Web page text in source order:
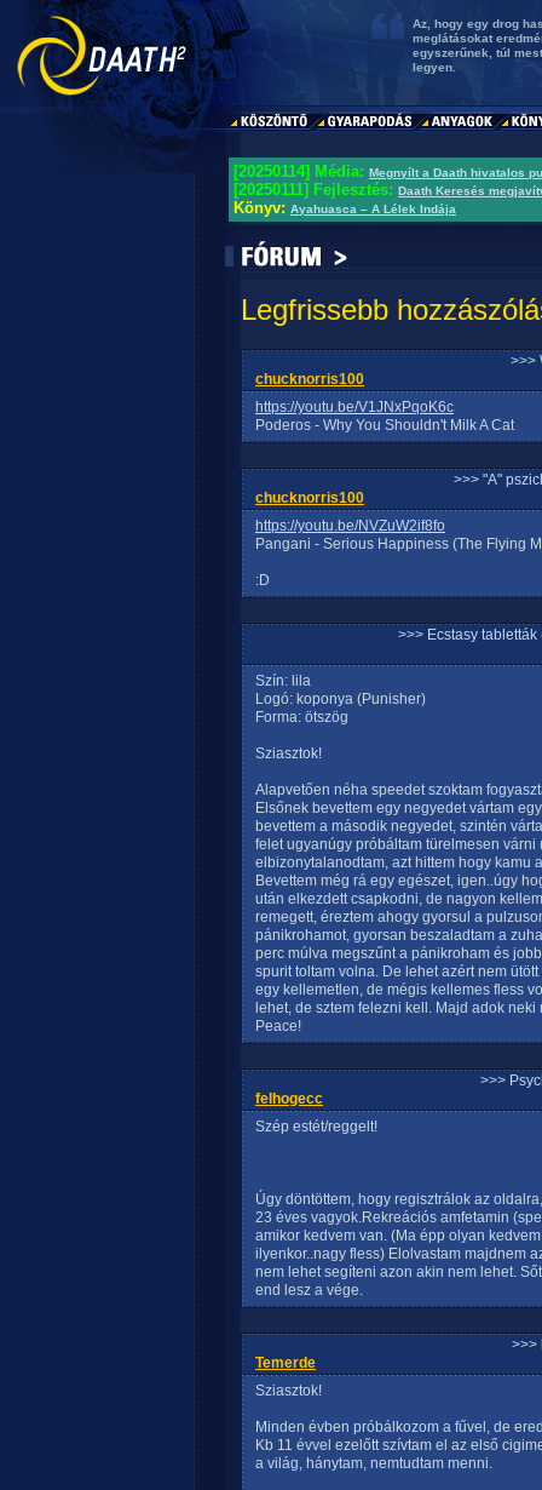
Az, hogy egy drog
meglátásokat
egyszerűnek, túl
legyen.
[20250114] Média: Megnyílt a Daath hivatalos
[20250111] Fejlesztés: Daath Keresés
Könyv: Ayahuasca – A Lélek Indája
Legfrissebb
>>>
chucknorris100
https://youtu.be/V1JNxPqoK6c
Poderos - Why You Shouldn't Milk A Cat
>>> "A"
chucknorris100
https://youtu.be/NVZuW2if8fo
Pangani - Serious Happiness (The Flying
:D
>>> Ecstasy tabletták
Szín: lila
Logó: koponya (Punisher)
Forma: ötszög
Sziasztok!
Alapvetően néha speedet szoktam
Elsőnek bevettem egy negyedet vártam
bevettem a második negyedet, szintén
felet ugyanúgy próbáltam türelmesen várni
elbizonytalanodtam, azt hittem hogy
Bevettem még rá egy egészet, igen..úgy
után elkezdett csapkodni, de nagyon
remegett, éreztem ahogy gyorsul a
pánikrohamot, gyorsan beszaladtam a
perc múlva megszűnt a pánikroham és
spurit toltam volna. De lehet azért nem
egy kellemetlen, de mégis kellemes fless
lehet, de sztem felezni kell. Majd adok
Peace!
>>>
felhogecc
Szép estét/reggelt!
Úgy döntöttem, hogy regisztrálok az
23 éves vagyok.Rekreációs amfetamin
amikor kedvem van. (Ma épp olyan
ilyenkor..nagy fless) Elolvastam majdnem
nem lehet segíteni azon akin nem lehet.
end lesz a vége.
>>>
Temerde
Sziasztok!
Minden évben próbálkozom a fűvel, de
Kb 11 évvel ezelőtt szívtam el az első
a világ, hánytam, nemtudtam menni.